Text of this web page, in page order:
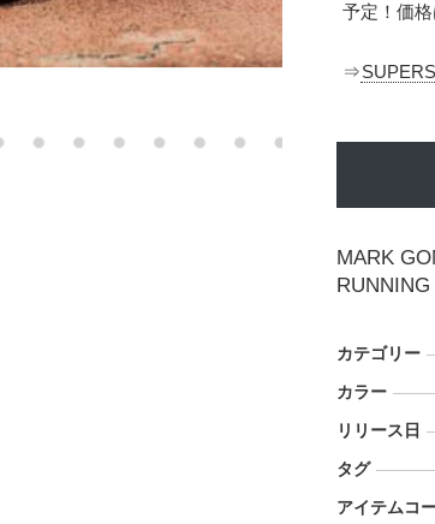
予定！価格
⇒
MARK
カテゴリー
カラー
リリース日
タグ
アイテムコ